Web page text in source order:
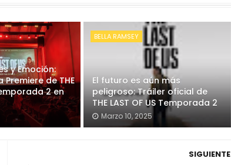
y Emoción:
de THE
2 en
BELLA RAMSEY
El futuro es aún más
peligroso: Tráiler oficial de
THE LAST OF US Temporada 2
Marzo 10, 2025
SIGUIENTE